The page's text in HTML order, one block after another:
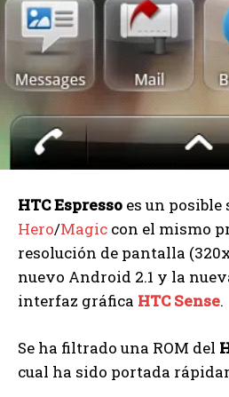
HTC Espresso es un posible
Hero/Magic con el mismo
resolución de pantalla
nuevo Android 2.1 y la
interfaz gráfica HTC Sense.
Se ha filtrado una ROM del
cual ha sido portada